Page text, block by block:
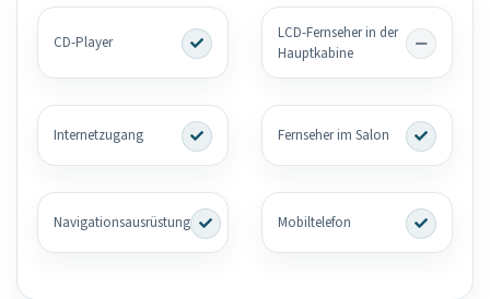
CD-Player
LCD-Fernseher in der
Hauptkabine
Internetzugang Fernseher im Salon
Navigationsausrüstung Mobiltelefon